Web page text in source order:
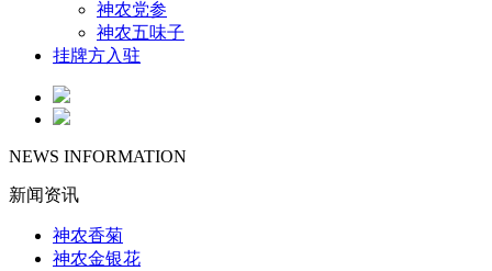
神农党参
神农五味子
挂牌方入驻
NEWS INFORMATION
新闻资讯
神农香菊
神农金银花